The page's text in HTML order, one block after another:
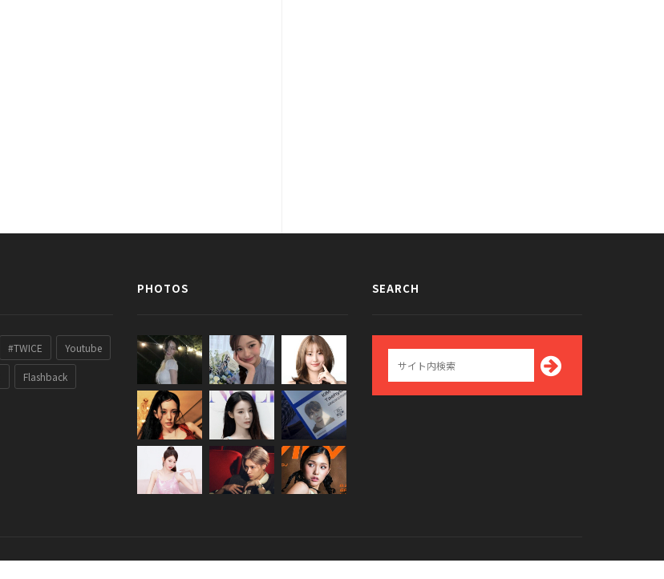
#TWICE Youtube
Flashback
PHOTOS SEARCH